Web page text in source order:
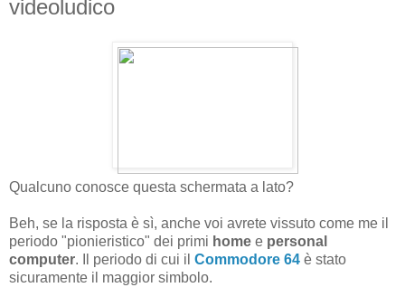
videoludico
Qualcuno conosce questa schermata a lato?
Beh, se la risposta è sì, anche voi avrete vissuto come me il
periodo "pionieristico" dei primi home e personal
computer. Il periodo di cui il Commodore 64 è stato
sicuramente il maggior simbolo.